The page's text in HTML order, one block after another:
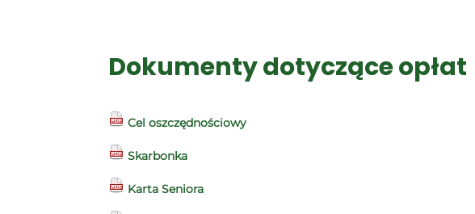
Dokumenty dotyczące opłat
Cel oszczędnościowy
Skarbonka
Karta Seniora